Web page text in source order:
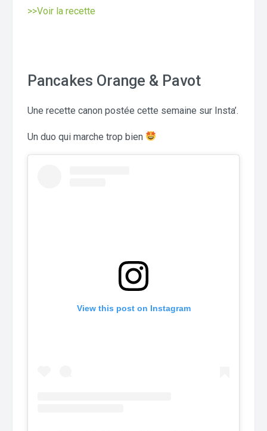
>>Voir la recette
Pancakes Orange & Pavot
Une recette canon postée cette semaine sur Insta’.
Un duo qui marche trop bien
View this post on Instagram